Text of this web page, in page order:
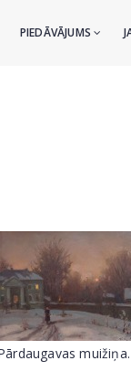
PIEDĀVĀJUMS